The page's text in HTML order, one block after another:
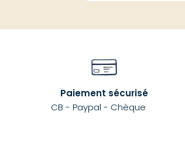
Paiement sécurisé
CB - Paypal - Chèque